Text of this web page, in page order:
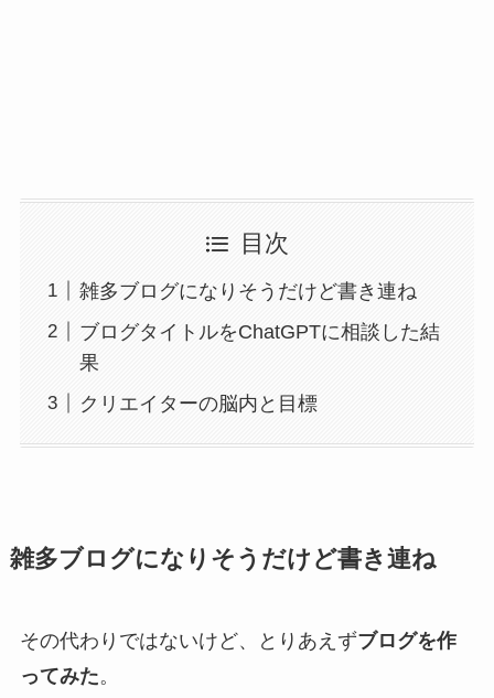
目次
雑多ブログになりそうだけど書き連ね
ブログタイトルをChatGPTに相談した結
果
クリエイターの脳内と目標
雑多ブログになりそうだけど書き連ね
その代わりではないけど、とりあえずブログを作
ってみた。